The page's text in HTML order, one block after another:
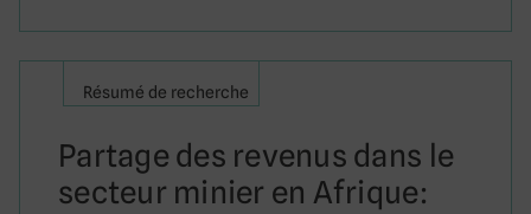
Résumé de recherche
Partage des revenus dans le
secteur minier en Afrique: